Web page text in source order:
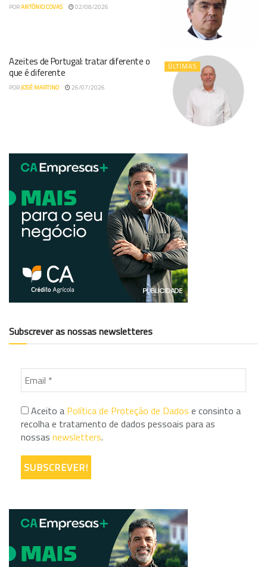
PORANTÓNIO COVAS 02/08/2026
ÚLTIMAS
Azeites de Portugal: tratar diferente o
que é diferente
PORJOSÉ MARTINO 26/07/2026
Subscrever as nossas newsletteres
Aceito a Política de Proteção de Dados e consinto a
recolha e tratamento de dados pessoais para as
nossas newsletters.